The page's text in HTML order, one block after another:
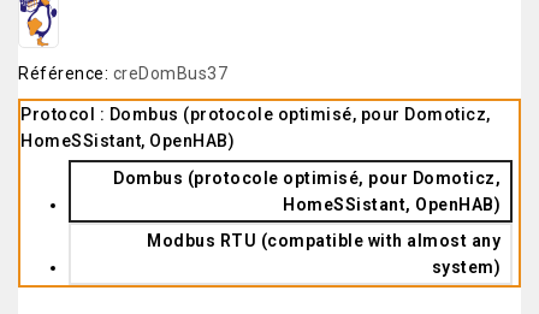
Référence: creDomBus37
Protocol : Dombus (protocole optimisé, pour Domoticz,
HomeSSistant, OpenHAB)
Dombus (protocole optimisé, pour Domoticz,
HomeSSistant, OpenHAB)
Modbus RTU (compatible with almost any
system)